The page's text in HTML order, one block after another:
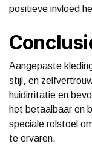
positieve invloed
Aangepaste
stijl, en
huidirritatie en
het betaalbaar en
speciale rolstoel
te ervaren.